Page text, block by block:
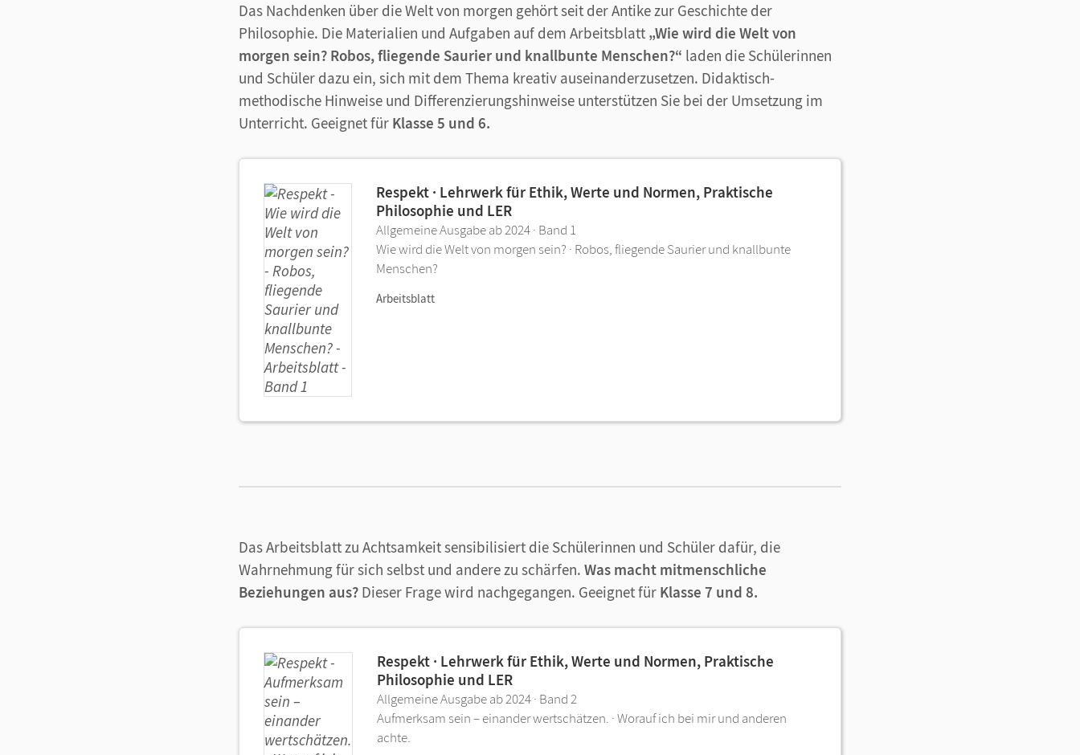
Das Nachdenken über die Welt von morgen gehört seit der Antike zur Geschichte der
Philosophie. Die Materialien und Aufgaben auf dem Arbeitsblatt „Wie wird die Welt von
morgen sein? Robos, fliegende Saurier und knallbunte Menschen?“ laden die Schülerinnen
und Schüler dazu ein, sich mit dem Thema kreativ auseinanderzusetzen. Didaktisch-
methodische Hinweise und Differenzierungshinweise unterstützen Sie bei der Umsetzung im
Unterricht. Geeignet für Klasse 5 und 6.
Respekt · Lehrwerk für Ethik, Werte und Normen, Praktische
Philosophie und LER
Allgemeine Ausgabe ab 2024 · Band 1
Wie wird die Welt von morgen sein? · Robos, fliegende Saurier und knallbunte
Menschen?
Arbeitsblatt
Das Arbeitsblatt zu Achtsamkeit sensibilisiert die Schülerinnen und Schüler dafür, die
Wahrnehmung für sich selbst und andere zu schärfen. Was macht mitmenschliche
Beziehungen aus? Dieser Frage wird nachgegangen. Geeignet für Klasse 7 und 8.
Respekt · Lehrwerk für Ethik, Werte und Normen, Praktische
Philosophie und LER
Allgemeine Ausgabe ab 2024 · Band 2
Aufmerksam sein – einander wertschätzen. · Worauf ich bei mir und anderen
achte.